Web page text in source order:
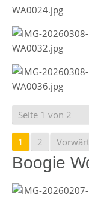
Seite 1 von 2
1 2
Boogie